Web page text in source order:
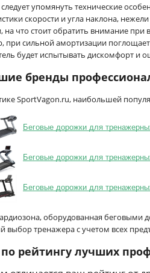
упомянуть технические
скорости и угла наклона,
на что стоит обратить внимание при
при сильной амортизации
будет испытывать дискомфорт и
бренды
SportVagon.ru, наибольшей
Беговые дорожки для
Беговые дорожки для
Беговые дорожки для
оборудованная беговыми
выбор тренажера с учетом всех
по рейтингу лучших